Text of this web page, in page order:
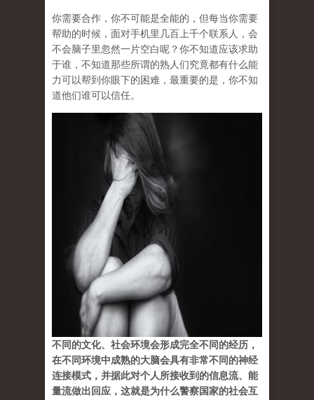
你需要合作，你不可能是全能的，但每当你需要
帮助的时候，面对手机里几百上千个联系人，会
不会脑子里忽然一片空白呢？你不知道应该求助
于谁，不知道那些所谓的熟人们究竟都有什么能
力可以帮到你眼下的困难，最重要的是，你不知
道他们谁可以信任。
不同的文化、社会环境会形成完全不同的经历，
在不同环境中成熟的大脑会具有非常不同的神经
连接模式，并据此对个人所接收到的信息流、能
量流做出回应，这就是为什么警察国家的社会互